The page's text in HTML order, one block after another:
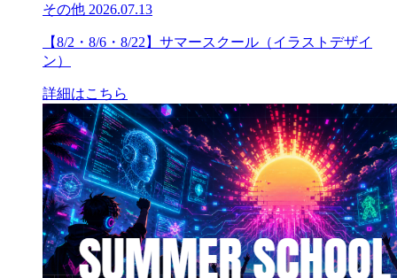
その他 2026.07.13
【8/2・8/6・8/22】サマースクール（イラストデザイ
ン）
詳細はこちら